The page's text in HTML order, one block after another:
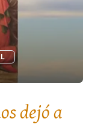
dejó a